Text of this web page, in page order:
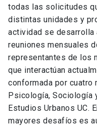
todas las solicitudes
distintas unidades y
actividad se
reuniones mensuales
representantes de los
que interactúan
conformada por
Psicología, Sociología
Estudios Urbanos UC.
mayores desafíos es